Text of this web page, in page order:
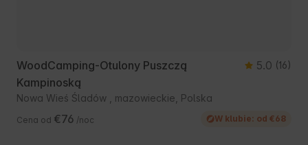
WoodCamping-Otulony Puszczą
Kampinoską
5.0 (16)
Nowa Wieś Śladów , mazowieckie, Polska
Cena od €76 /noc W klubie: od €68